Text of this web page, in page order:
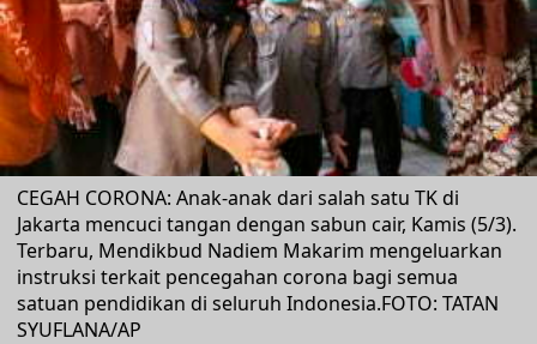
CEGAH CORONA: Anak-anak dari salah satu TK di
Jakarta mencuci tangan dengan sabun cair, Kamis (5/3).
Terbaru, Mendikbud Nadiem Makarim mengeluarkan
instruksi terkait pencegahan corona bagi semua
satuan pendidikan di seluruh Indonesia.FOTO: TATAN
SYUFLANA/AP